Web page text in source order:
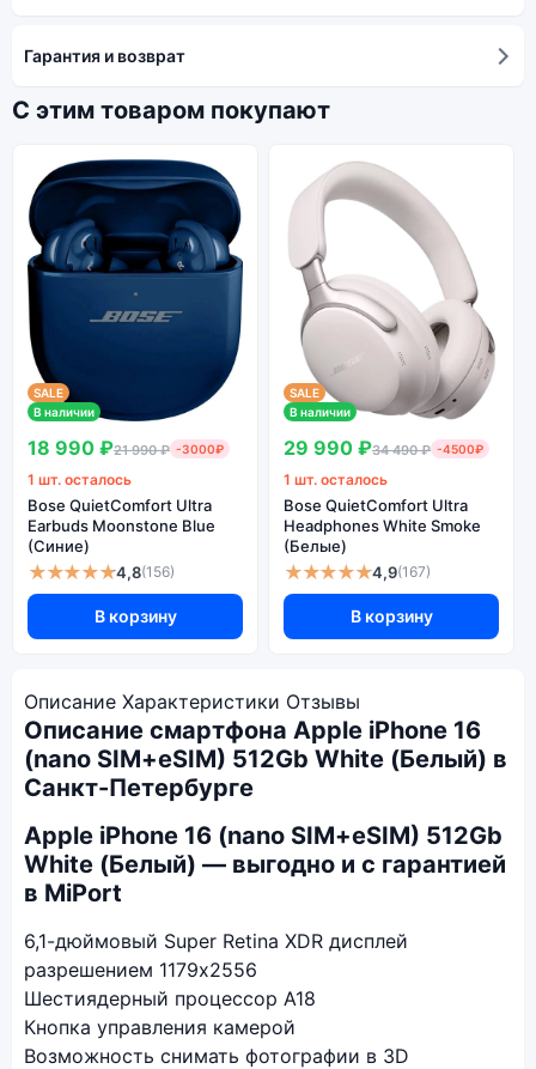
Гарантия и возврат
С этим товаром покупают
SALE
В наличии
18 990 ₽21 990 ₽ -3000₽
1 шт. осталось
Bose QuietComfort Ultra
Earbuds Moonstone Blue
(Синие)
★★★★★4,8(156)
В корзину
SALE
В наличии
29 990 ₽34 490 ₽ -4500₽
1 шт. осталось
Bose QuietComfort Ultra
Headphones White Smoke
(Белые)
★★★★★4,9(167)
В корзину
Описание Характеристики Отзывы
Описание смартфона Apple iPhone 16
(nano SIM+eSIM) 512Gb White (Белый) в
Санкт-Петербурге
Apple iPhone 16 (nano SIM+eSIM) 512Gb
White (Белый) — выгодно и с гарантией
в MiPort
6,1-дюймовый Super Retina XDR дисплей
разрешением 1179x2556
Шестиядерный процессор А18
Кнопка управления камерой
Возможность снимать фотографии в 3D